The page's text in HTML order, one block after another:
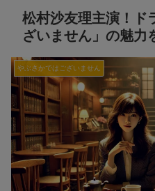
松村沙友理主演！ド
ざいません」の魅力
やぶさかではございません